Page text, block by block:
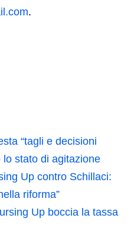
.
“tagli e decisioni
lo stato di agitazione
Up contro Schillaci:
riforma”
Up boccia la tassa